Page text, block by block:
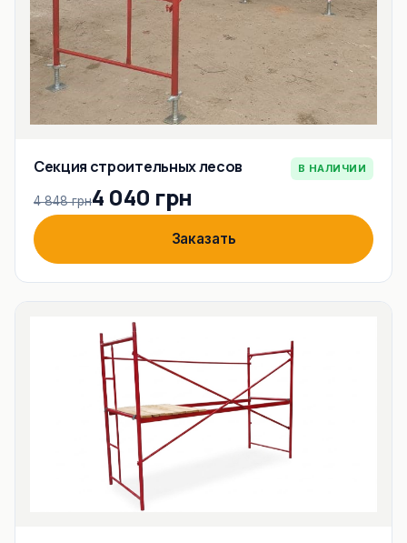
Секция строительных лесов В НАЛИЧИИ
4 848 грн4 040 грн
Заказать